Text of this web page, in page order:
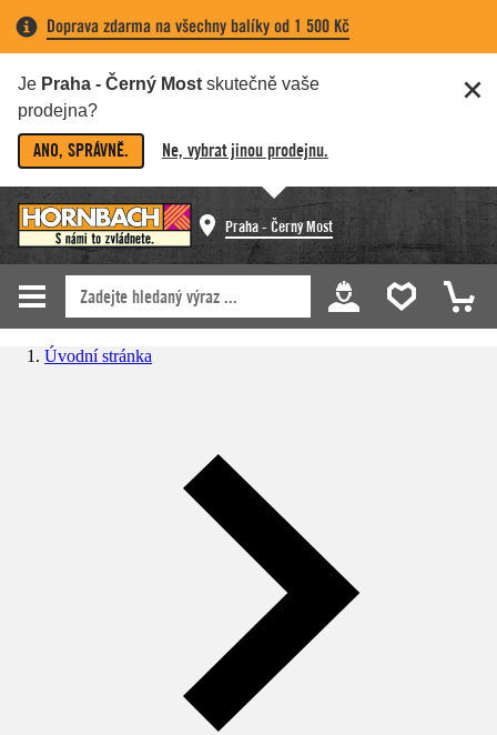
Doprava zdarma na všechny balíky od 1 500 Kč
Je Praha - Černý Most skutečně vaše
prodejna?
ANO, SPRÁVNĚ. Ne, vybrat jinou prodejnu.
Praha - Černý Most
Úvodní stránka